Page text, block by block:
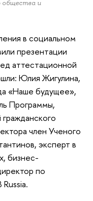
общества и
в социальном
презентации
аттестационной
Юлия Жигулина,
«Наше будущее»,
Программы,
член Ученого
эксперт в
бизнес-
по